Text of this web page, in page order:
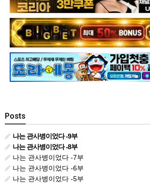
Posts
나는 관사병이었다 -9부
나는 관사병이었다 -8부
나는 관사병이었다 -7부
나는 관사병이었다 -6부
나는 관사병이었다 -5부